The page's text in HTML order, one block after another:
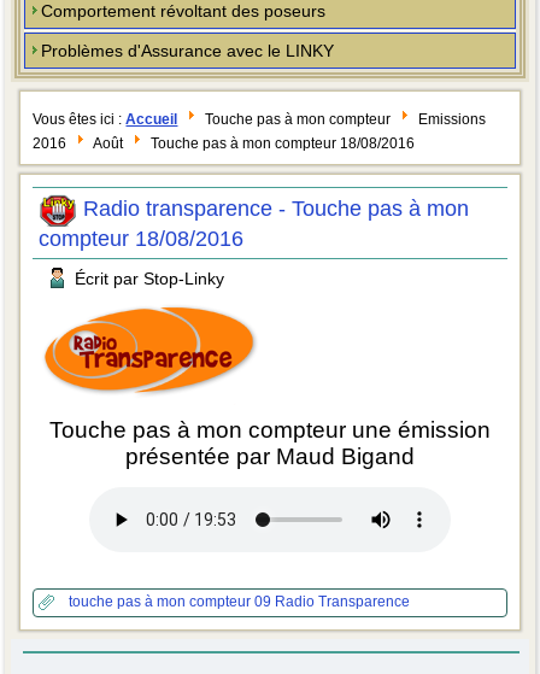
Comportement révoltant des poseurs
Problèmes d'Assurance avec le LINKY
Vous êtes ici :Accueil Touche pas à mon compteur
Emissions
2016
Août Touche pas à mon compteur 18/08/2016
Radio transparence - Touche pas à mon
compteur 18/08/2016
Écrit par Stop-Linky
Touche pas à mon compteur une émission
présentée par Maud Bigand
touche pas à mon compteur 09 Radio Transparence